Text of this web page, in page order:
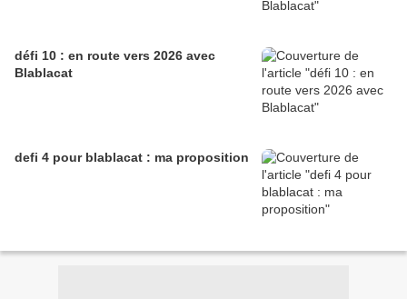
défi 10 : en route vers 2026 avec
Blablacat
defi 4 pour blablacat : ma proposition